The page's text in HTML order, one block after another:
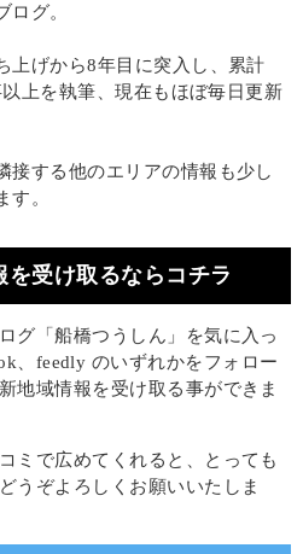
ログ。
上げから8年目に突入し、累計
上を執筆、現在もほぼ毎日更新
接する他のエリアの情報も少し
す。
受け取るならコチラ
グ「船橋つうしん」を気に入っ
、feedly のいずれかをフォロー
地域情報を受け取る事ができま
ミで広めてくれると、とっても
うぞよろしくお願いいたしま